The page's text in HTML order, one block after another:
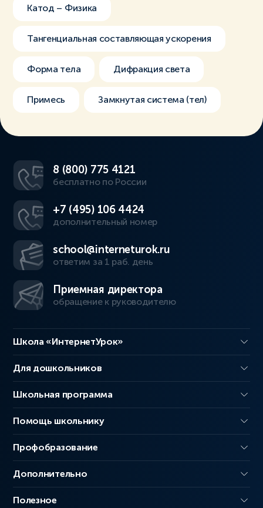
Катод – Физика
Тангенциальная составляющая ускорения
Форма тела Дифракция света
Примесь Замкнутая система (тел)
8 (800) 775 4121
бесплатно по России
+7 (495) 106 4424
дополнительный номер
school@interneturok.ru
ответим за 1 раб. день
Приемная директора
обращение к руководителю
Школа «ИнтернетУрок»
Для дошкольников
Школьная программа
Помощь школьнику
Профобразование
Дополнительно
Полезное